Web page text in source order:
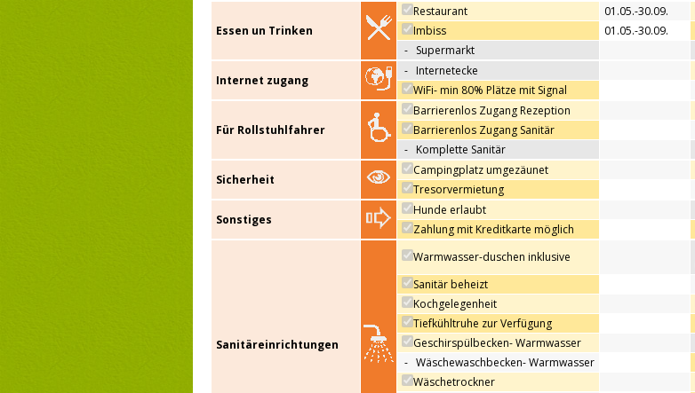
Essen un Trinken
Restaurant 01.05.-30.09.
Imbiss
01.05.-30.09.
- Supermarkt
Internet zugang
- Internetecke
WiFi- min 80% Plätze mit Signal
Für Rollstuhlfahrer
Barrierenlos Zugang Rezeption
Barrierenlos Zugang Sanitär
- Komplette Sanitär
Sicherheit
Campingplatz umgezäunet
Tresorvermietung
Sonstiges
Hunde erlaubt
Zahlung mit Kreditkarte möglich
Sanitäreinrichtungen
Warmwasser-duschen inklusive
Sanitär beheizt
Kochgelegenheit
Tiefkühltruhe zur Verfügung
Geschirspülbecken- Warmwasser
- Wäschewaschbecken- Warmwasser
Wäschetrockner